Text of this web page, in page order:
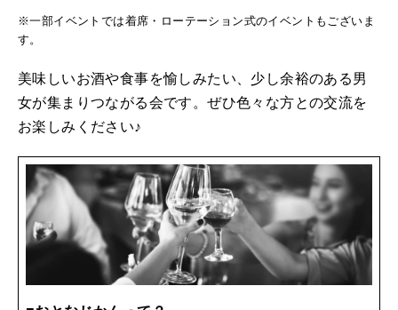
※一部イベントでは着席・ローテーション式のイベントもございま
す。
美味しいお酒や食事を愉しみたい、少し余裕のある男
女が集まりつながる会です。ぜひ色々な方との交流を
お楽しみください♪